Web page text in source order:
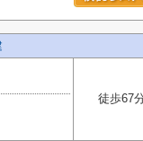
徒歩67